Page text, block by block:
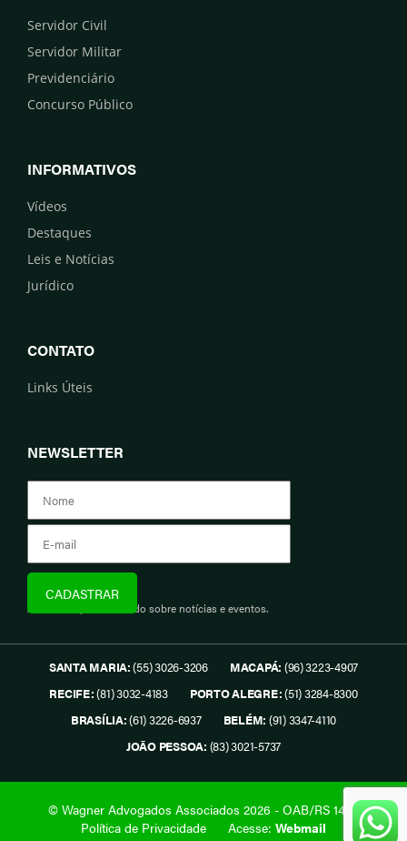
Servidor Civil
Servidor Militar
Previdenciário
Concurso Público
INFORMATIVOS
Vídeos
Destaques
Leis e Notícias
Jurídico
CONTATO
Links Úteis
NEWSLETTER
Assine e fique informado sobre notícias e eventos.
SANTA MARIA:(55) 3026-3206 MACAPÁ: (96) 3223-4907
RECIFE:(81) 3032-4183 PORTO ALEGRE:(51) 3284-8300
BRASÍLIA:(61) 3226-6937 BELÉM: (91) 3347-4110
JOÃO PESSOA: (83) 3021-5737
© Wagner Advogados Associados 2026 - OAB/RS 1419.
Política de Privacidade
Acesse: Webmail